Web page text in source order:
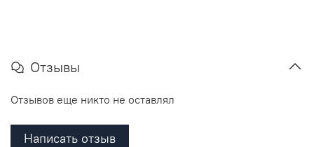
Отзывы
Отзывов еще никто не оставлял
Написать отзыв